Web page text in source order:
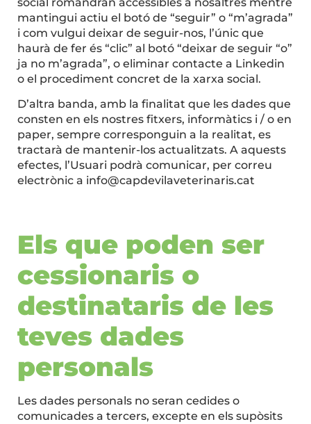
mantingui actiu el botó de “seguir” o “m’agrada”
i com vulgui deixar de seguir-nos, l’únic que
haurà de fer és “clic” al botó “deixar de seguir “o”
ja no m’agrada”, o eliminar contacte a Linkedin
o el procediment concret de la xarxa social.
D’altra banda, amb la finalitat que les dades que
consten en els nostres fitxers, informàtics i / o en
paper, sempre corresponguin a la realitat, es
tractarà de mantenir-los actualitzats. A aquests
efectes, l’Usuari podrà comunicar, per correu
electrònic a info@capdevilaveterinaris.cat
Els que poden ser
cessionaris o
destinataris de les
teves dades
personals
Les dades personals no seran cedides o
comunicades a tercers, excepte en els supòsits